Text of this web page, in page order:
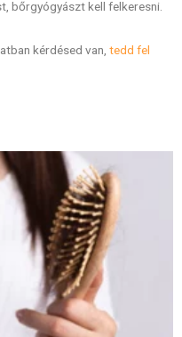
bőrgyógyászt kell felkeresni.
kérdésed van, tedd fel